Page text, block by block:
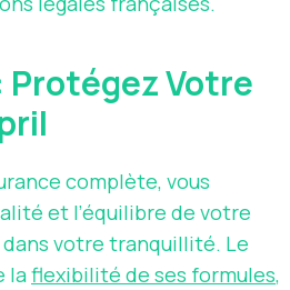
Votre
complète, vous
et l’équilibre de votre
votre tranquillité. Le
laflexibilité de ses formules,